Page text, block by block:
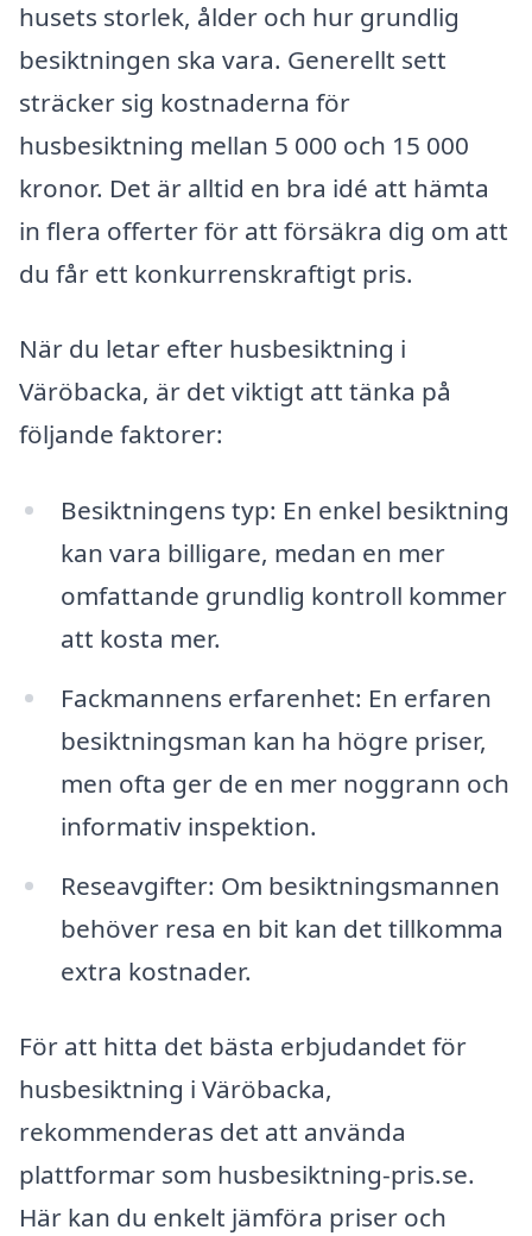
husets storlek, ålder och hur grundlig
besiktningen ska vara. Generellt sett
sträcker sig kostnaderna för
husbesiktning mellan 5 000 och 15 000
kronor. Det är alltid en bra idé att hämta
in flera offerter för att försäkra dig om att
du får ett konkurrenskraftigt pris.
När du letar efter husbesiktning i
Väröbacka, är det viktigt att tänka på
följande faktorer:
Besiktningens typ: En enkel besiktning
kan vara billigare, medan en mer
omfattande grundlig kontroll kommer
att kosta mer.
Fackmannens erfarenhet: En erfaren
besiktningsman kan ha högre priser,
men ofta ger de en mer noggrann och
informativ inspektion.
Reseavgifter: Om besiktningsmannen
behöver resa en bit kan det tillkomma
extra kostnader.
För att hitta det bästa erbjudandet för
husbesiktning i Väröbacka,
rekommenderas det att använda
plattformar som husbesiktning-pris.se.
Här kan du enkelt jämföra priser och